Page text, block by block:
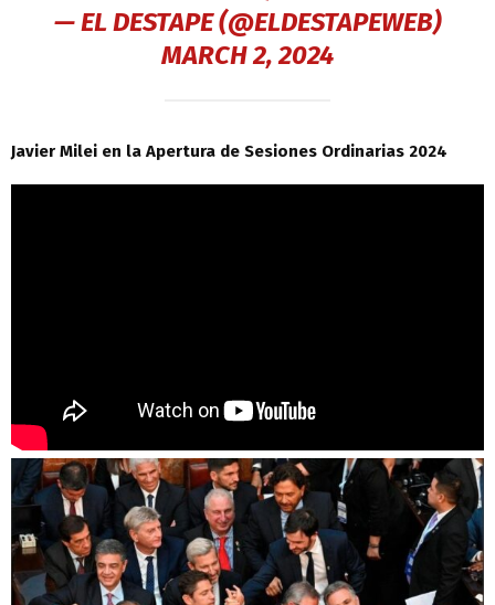
— EL DESTAPE (@ELDESTAPEWEB)
MARCH 2, 2024
Javier Milei en la Apertura de Sesiones Ordinarias 2024